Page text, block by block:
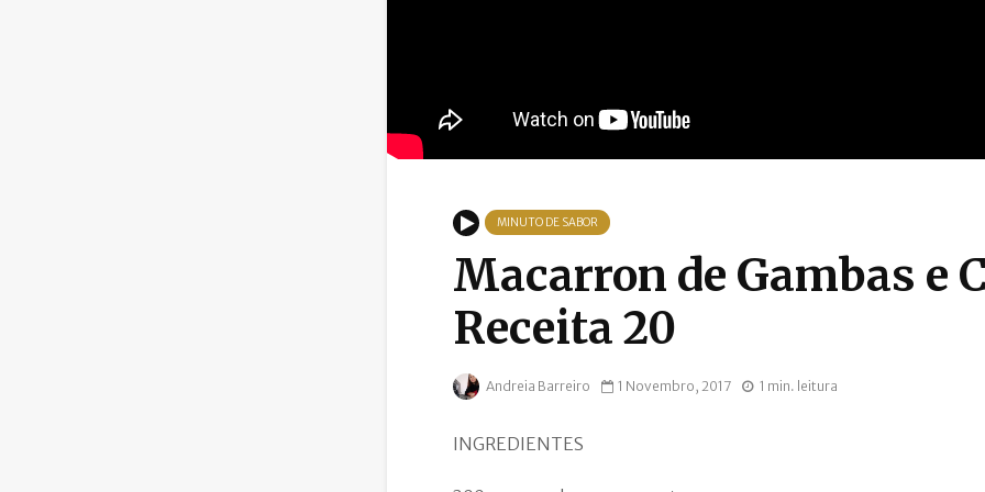
MINUTO DE SABOR
Macarron de Gambas e
Receita 20
Andreia Barreiro 1 Novembro, 2017 1 min. leitura
INGREDIENTES